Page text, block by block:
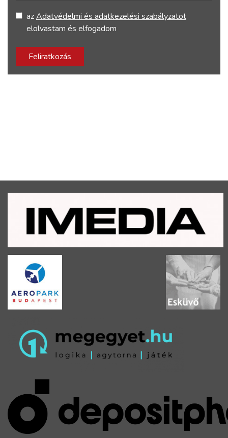
azAdatvédelmi és adatkezelési szabályzatot
elolvastam és elfogadom
Feliratkozás